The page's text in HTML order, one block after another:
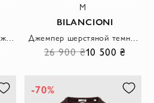
M
BILANCIONI
26 900 ₴10 500 ₴
-70%